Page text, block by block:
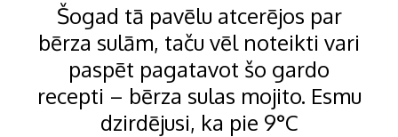
Šogad tā pavēlu atcerējos par
bērza sulām, taču vēl noteikti vari
paspēt pagatavot šo gardo
recepti – bērza sulas mojito. Esmu
dzirdējusi, ka pie 9°C